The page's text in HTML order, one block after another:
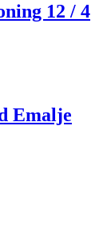
12 / 4
Emalje